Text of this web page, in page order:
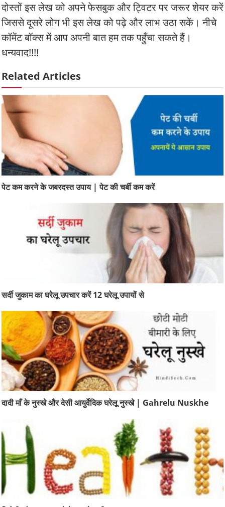
दोस्तों इस लेख को अपने फेसबुक और ट्विटर पर जरूर शेयर करें
जिससे दूसरे लोग भी इस लेख को पढ़े और लाभ उठा सकें। नीचे
कॉमेंट बॉक्स में आप अपनी बात हम तक पहुँचा सकते हैं।
धन्यवाद!!!!
Related Articles
पेट कम करने के जबरदस्त उपाय | पेट की चर्बी कम करें
सर्दी जुकाम का घरेलू उपचार करें 12 घरेलू उपायों से
दादी माँ के नुस्खे और देसी आयुर्वेदिक घरेलू नुस्खे | Gahrelu Nuskhe